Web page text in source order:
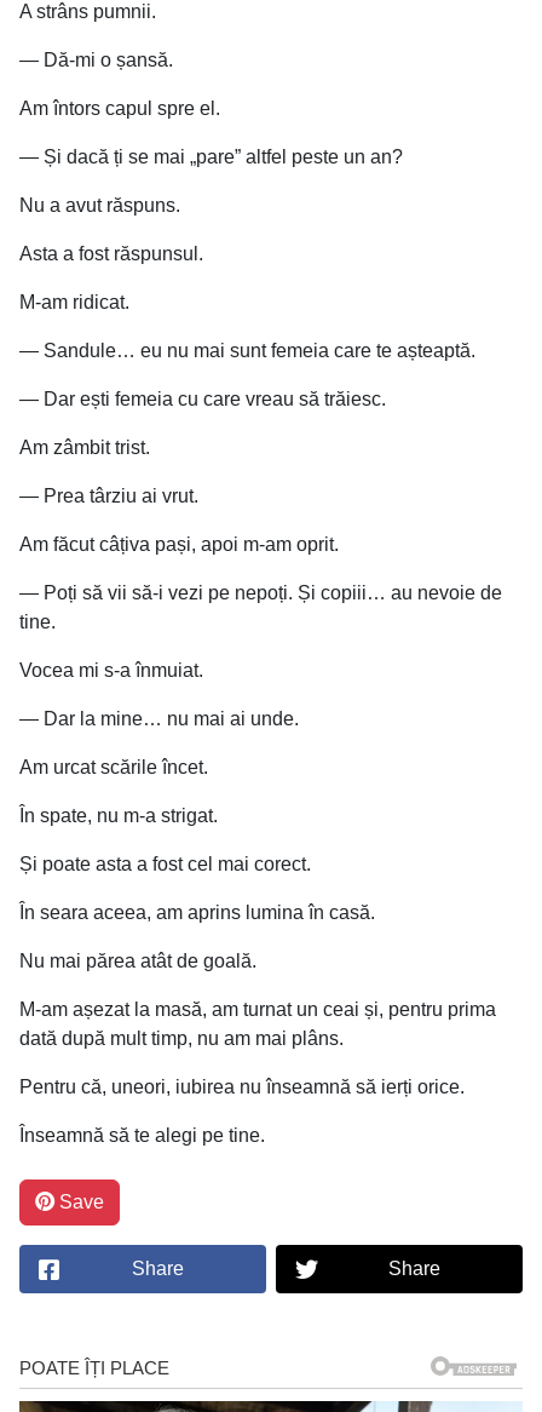
A strâns pumnii.
— Dă-mi o șansă.
Am întors capul spre el.
— Și dacă ți se mai „pare” altfel peste un an?
Nu a avut răspuns.
Asta a fost răspunsul.
M-am ridicat.
— Sandule… eu nu mai sunt femeia care te așteaptă.
— Dar ești femeia cu care vreau să trăiesc.
Am zâmbit trist.
— Prea târziu ai vrut.
Am făcut câțiva pași, apoi m-am oprit.
— Poți să vii să-i vezi pe nepoți. Și copiii… au nevoie de
tine.
Vocea mi s-a înmuiat.
— Dar la mine… nu mai ai unde.
Am urcat scările încet.
În spate, nu m-a strigat.
Și poate asta a fost cel mai corect.
În seara aceea, am aprins lumina în casă.
Nu mai părea atât de goală.
M-am așezat la masă, am turnat un ceai și, pentru prima
dată după mult timp, nu am mai plâns.
Pentru că, uneori, iubirea nu înseamnă să ierți orice.
Înseamnă să te alegi pe tine.
Save
Share Share